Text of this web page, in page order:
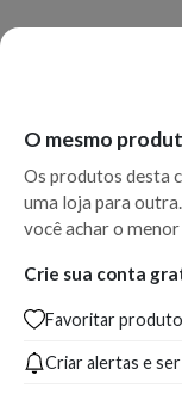
O mesmo
Os produtos desta
uma loja para
você achar o
Crie sua conta
Favoritar
Criar alertas e